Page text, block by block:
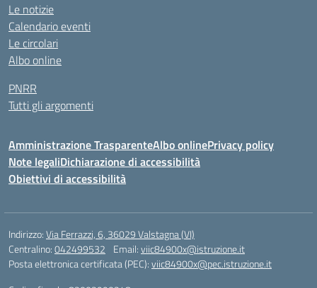
Le notizie
Calendario eventi
Le circolari
Albo online
PNRR
Tutti gli argomenti
Amministrazione TrasparenteAlbo onlinePrivacy policy
Note legaliDichiarazione di accessibilità
Obiettivi di accessibilità
Indirizzo:Via Ferrazzi, 6, 36029 Valstagna (VI)
Centralino:042499532 Email:viic84900x@istruzione.it
Posta elettronica certificata (PEC):viic84900x@pec.istruzione.it